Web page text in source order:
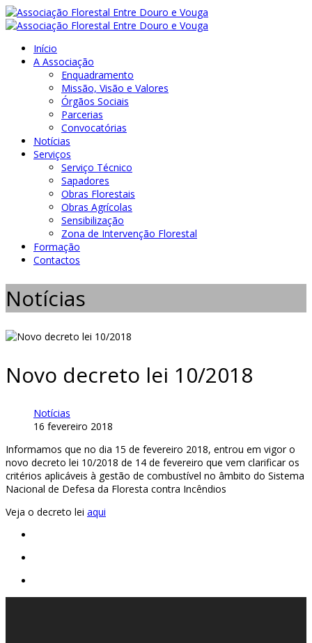
Início
A Associação
Enquadramento
Missão, Visão e Valores
Órgãos Sociais
Parcerias
Convocatórias
Notícias
Serviços
Serviço Técnico
Sapadores
Obras Florestais
Obras Agrícolas
Sensibilização
Zona de Intervenção Florestal
Formação
Contactos
Notícias
Novo decreto lei 10/2018
Notícias
16 fevereiro 2018
Informamos que no dia 15 de fevereiro 2018, entrou em vigor o
novo decreto lei 10/2018 de 14 de fevereiro que vem clarificar os
critérios aplicáveis à gestão de combustível no âmbito do Sistema
Nacional de Defesa da Floresta contra Incêndios
Veja o decreto lei aqui